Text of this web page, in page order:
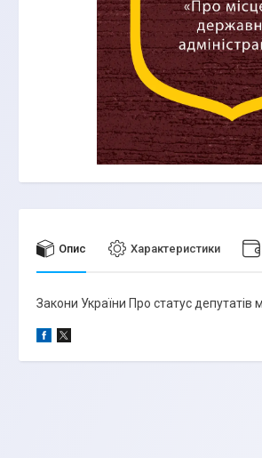
Опис Характеристики
Закони України Про статус